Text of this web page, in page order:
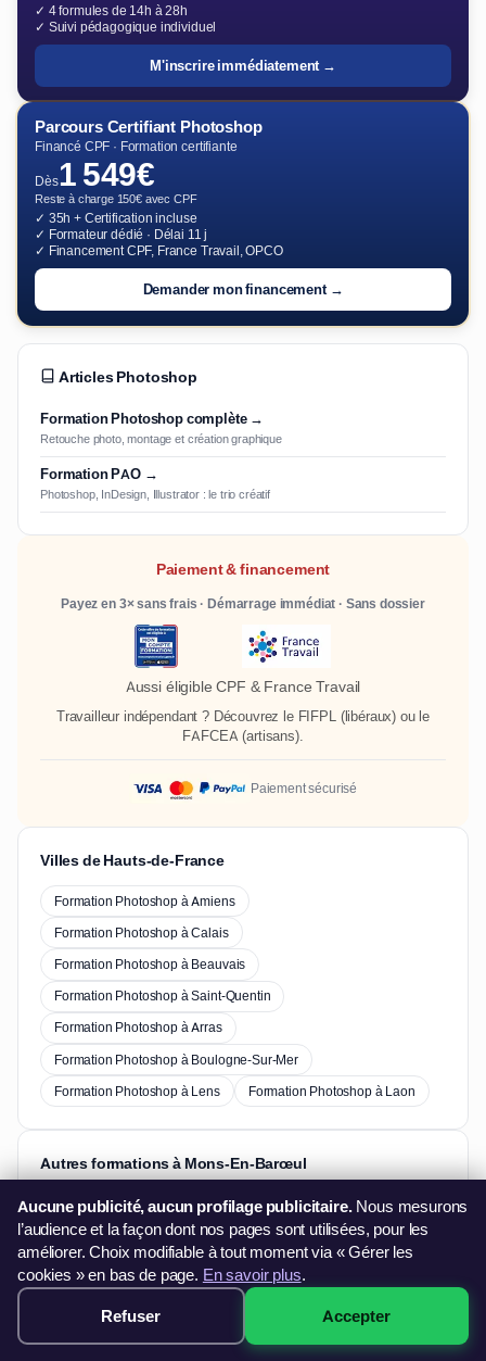
✓ 4 formules de 14h à 28h
✓ Suivi pédagogique individuel
M'inscrire immédiatement →
Parcours Certifiant Photoshop
Financé CPF · Formation certifiante
Dès1 549€
Reste à charge 150€ avec CPF
✓ 35h + Certification incluse
✓ Formateur dédié · Délai 11 j
✓ Financement CPF, France Travail, OPCO
Demander mon financement →
Articles Photoshop
Formation Photoshop complète →
Retouche photo, montage et création graphique
Formation PAO →
Photoshop, InDesign, Illustrator : le trio créatif
Paiement & financement
Payez en 3× sans frais · Démarrage immédiat · Sans dossier
Aussi éligible CPF & France Travail
Travailleur indépendant ? Découvrez le FIFPL(libéraux) ou le
FAFCEA (artisans).
Paiement sécurisé
Villes de Hauts-de-France
Formation Photoshop à Amiens
Formation Photoshop à Calais
Formation Photoshop à Beauvais
Formation Photoshop à Saint-Quentin
Formation Photoshop à Arras
Formation Photoshop à Boulogne-Sur-Mer
Formation Photoshop à Lens
Formation Photoshop à Laon
Autres formations à Mons-En-Barœul
Formation Excel à Mons-En-Barœul
Formation Word à Mons-En-Barœul
Formation PowerPoint à Mons-En-Barœul
Formation Pack Office à Mons-En-Barœul
349€ · Voir les sessions →
Aucune publicité, aucun profilage publicitaire.Nous mesurons
l’audience et la façon dont nos pages sont utilisées, pour les
améliorer. Choix modifiable à tout moment via « Gérer les
cookies » en bas de page. En savoir plus.
Refuser Accepter